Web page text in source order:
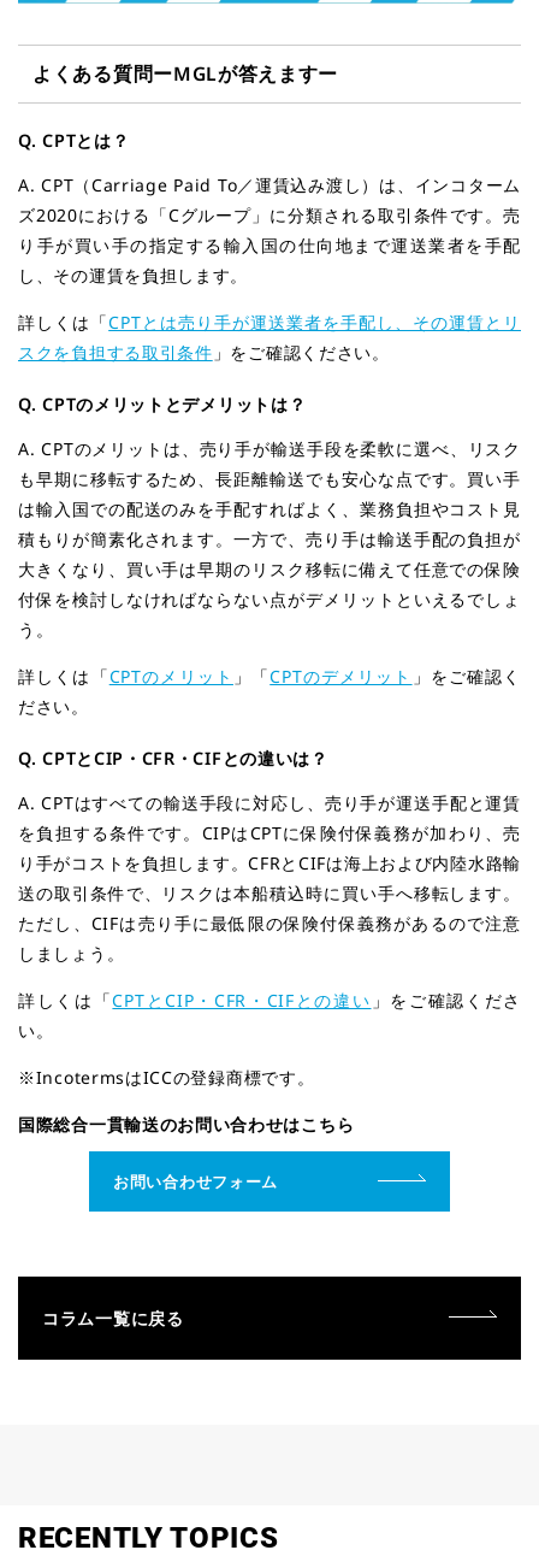
よくある質問ーMGLが答えますー
Q. CPTとは？
A. CPT（Carriage Paid To／運賃込み渡し）は、インコターム
ズ2020における「Cグループ」に分類される取引条件です。売
り手が買い手の指定する輸入国の仕向地まで運送業者を手配
し、その運賃を負担します。
詳しくは「CPTとは売り手が運送業者を手配し、その運賃とリ
スクを負担する取引条件 」をご確認ください。
Q. CPTのメリットとデメリットは？
A. CPTのメリットは、売り手が輸送手段を柔軟に選べ、リスク
も早期に移転するため、長距離輸送でも安心な点です。買い手
は輸入国での配送のみを手配すればよく、業務負担やコスト見
積もりが簡素化されます。一方で、売り手は輸送手配の負担が
大きくなり、買い手は早期のリスク移転に備えて任意での保険
付保を検討しなければならない点がデメリットといえるでしょ
う。
詳しくは「CPTのメリット 」「CPTのデメリット 」をご確認く
ださい。
Q. CPTとCIP・CFR・CIFとの違いは？
A. CPTはすべての輸送手段に対応し、売り手が運送手配と運賃
を負担する条件です。CIPはCPTに保険付保義務が加わり、売
り手がコストを負担します。CFRとCIFは海上および内陸水路輸
送の取引条件で、リスクは本船積込時に買い手へ移転します。
ただし、CIFは売り手に最低限の保険付保義務があるので注意
しましょう。
詳しくは「CPTとCIP・CFR・CIFとの違い 」をご確認くださ
い。
※IncotermsはICCの登録商標です。
国際総合一貫輸送のお問い合わせはこちら
お問い合わせフォーム
コラム一覧に戻る
RECENTLY TOPICS